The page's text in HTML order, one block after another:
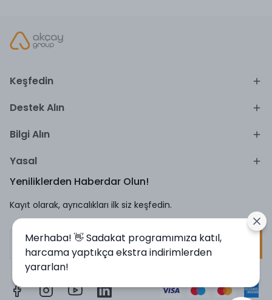
Keşfedin
Destek Alın
Bilgi Alın
Yasal
Yeniliklerden Haberdar Olun!
Kayıt olarak, ayrıcalıkları ilk siz keşfedin.
Merhaba! 👋 Sadakat programımıza katıl,
harcama yaptıkça ekstra indirimlerden
yararlan!